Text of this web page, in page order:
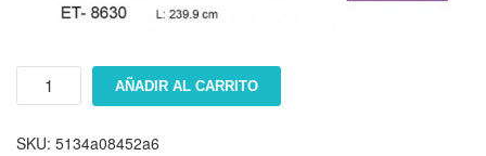
Moldura
cantidad
AÑADIR AL CARRITO
SKU: 5134a08452a6